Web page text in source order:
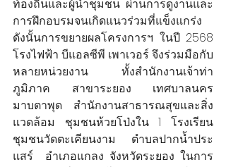
ท้องถิ่นและผู้นำชุมชน ผ่านการดูงานและ
การฝึกอบรมจนเกิดแนวร่วมที่แข็งแกร่ง
ดังนั้นการขยายผลโครงการฯ ในปี 2568
โรงไฟฟ้า บีแอลซีพี เพาเวอร์ จึงร่วมมือกับ
หลายหน่วยงาน ทั้งสำนักงานเจ้าท่า
ภูมิภาค สาขาระยอง เทศบาลนคร
มาบตาพุด สำนักงานสาธารณสุขและสิ่ง
แวดล้อม ชุมชนห้วยโป่งใน 1 โรงเรียน
ชุมชนวัดตะเคียนงาม ตำบลปากน้ำประ
แสร์  อำเภอแกลง จังหวัดระยอง ในการ